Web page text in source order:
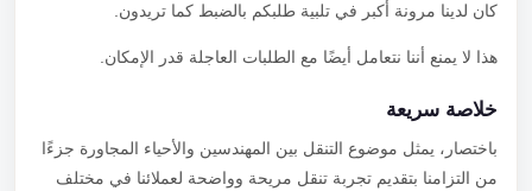
كان لدينا مرونة أكبر في تلبية طلبكم بالضبط كما تريدون.
هذا لا يمنع أننا نتعامل أيضًا مع الطلبات العاجلة قدر الإمكان.
خلاصة سريعة
باختصار، يمثل موضوع التنقل بين المهندسين والأحياء المجاورة جزءًا
من التزامنا بتقديم تجربة تنقل مريحة وواضحة لعملائنا في مختلف